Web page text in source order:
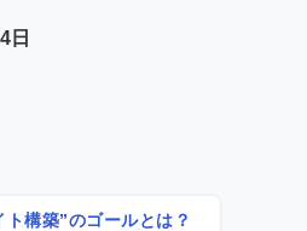
日
構築”のゴールとは？